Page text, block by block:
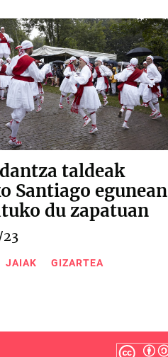
taldeak
Santiago egunean
du zapatuan
JAIAK GIZARTEA